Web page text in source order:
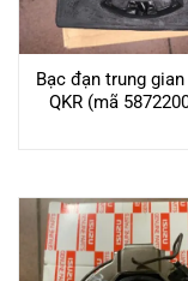
Bạc đạn trung gian
QKR (mã